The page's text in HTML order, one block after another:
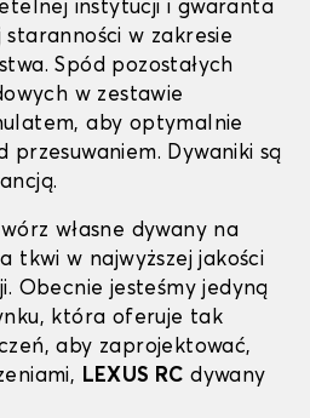
instytucji i gwaranta
w zakresie
Spód pozostałych
w zestawie
aby optymalnie
przesuwaniem. Dywaniki są
własne dywany na
tkwi w najwyższej jakości
Obecnie jesteśmy jedyną
która oferuje tak
aby zaprojektować,
LEXUS RC dywany